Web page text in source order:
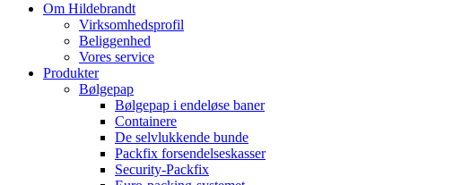
Om Hildebrandt
Virksomhedsprofil
Beliggenhed
Vores service
Produkter
Bølgepap
Bølgepap i endeløse baner
Containere
De selvlukkende bunde
Packfix forsendelseskasser
Security-Packfix